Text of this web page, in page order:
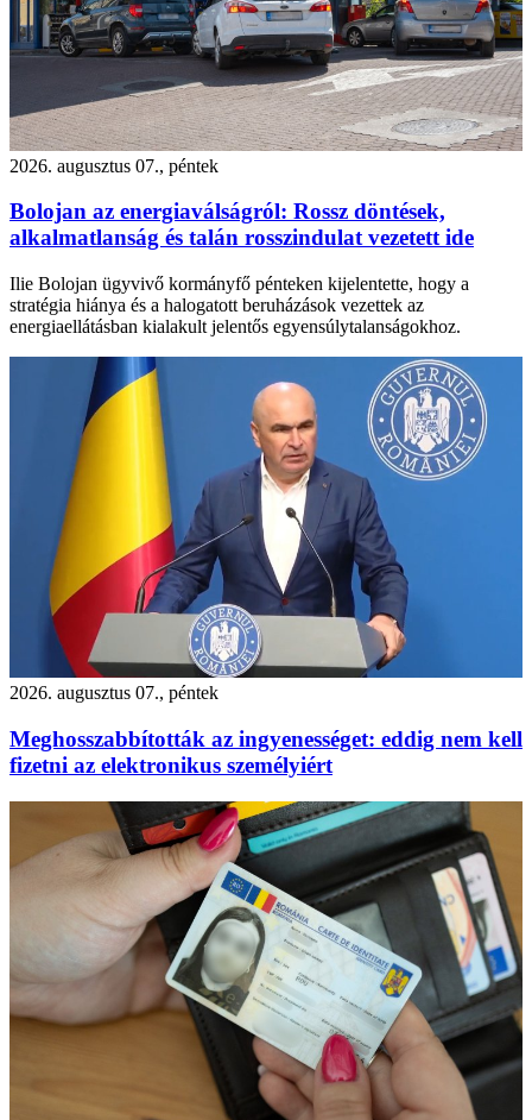
2026. augusztus 07., péntek
Bolojan az energiaválságról: Rossz döntések,
alkalmatlanság és talán rosszindulat vezetett ide
Ilie Bolojan ügyvivő kormányfő pénteken kijelentette, hogy a
stratégia hiánya és a halogatott beruházások vezettek az
energiaellátásban kialakult jelentős egyensúlytalanságokhoz.
2026. augusztus 07., péntek
Meghosszabbították az ingyenességet: eddig nem kell
fizetni az elektronikus személyiért